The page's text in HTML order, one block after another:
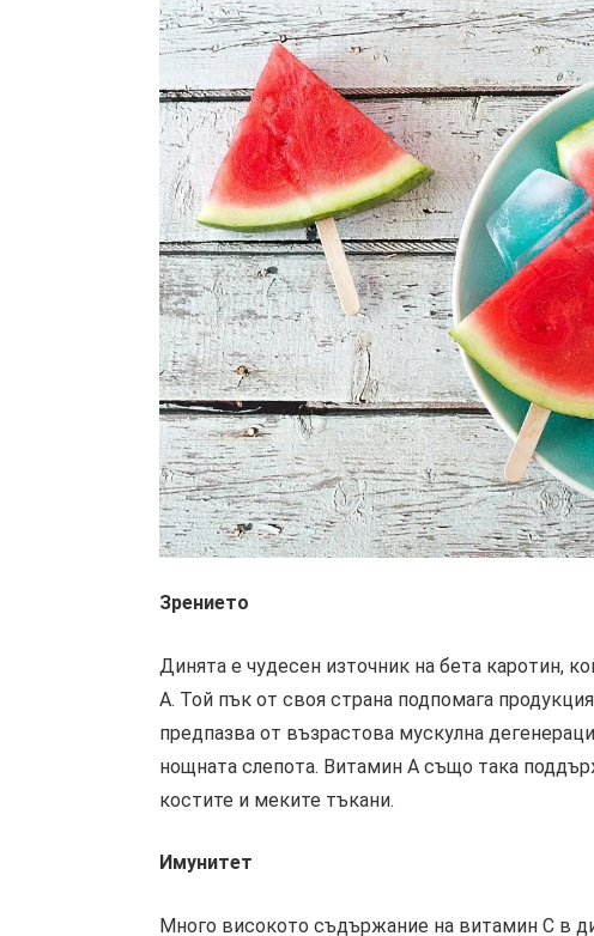
Зрението
Динята е чудесен източник на бета каротин,
А. Той пък от своя страна подпомага
предпазва от възрастова мускулна
нощната слепота. Витамин А също така
костите и меките тъкани.
Имунитет
Много високото съдържание на витамин С в